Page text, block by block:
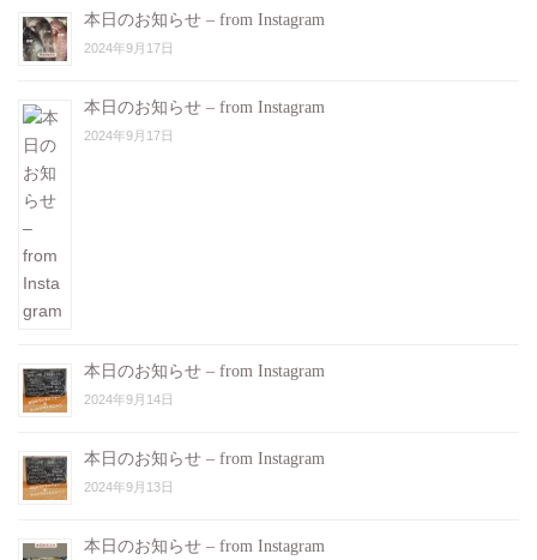
本日のお知らせ – from Instagram
2024年9月17日
本日のお知らせ – from Instagram
2024年9月17日
本日のお知らせ – from Instagram
2024年9月14日
本日のお知らせ – from Instagram
2024年9月13日
本日のお知らせ – from Instagram